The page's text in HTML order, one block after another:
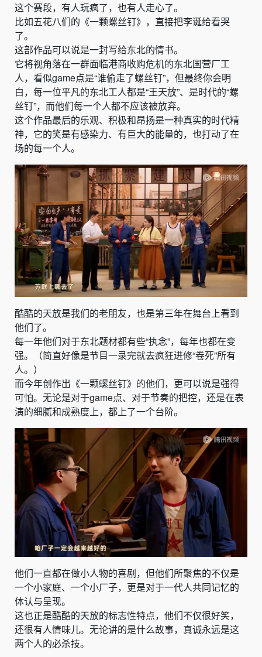
这个赛段，有人玩疯了，也有人走心了。
比如五花八们的《一颗螺丝钉》，直接把李诞给看哭
了。
这部作品可以说是一封写给东北的情书。
它将视角落在一群面临港商收购危机的东北国营厂工
人，看似game点是“谁偷走了螺丝钉”，但最终你会明
白，每一位平凡的东北工人都是“王天放”、是时代的“螺
丝钉”，而他们每一个人都不应该被放弃。
这个作品最后的乐观、积极和昂扬是一种真实的时代精
神，它的笑是有感染力、有巨大的能量的，也打动了在
场的每一个人。
酷酷的天放是我们的老朋友，也是第三年在舞台上看到
他们了。
每一年他们对于东北题材都有些“执念”，每年也都在变
强。（简直好像是节目一录完就去疯狂进修“卷死”所有
人。）
而今年创作出《一颗螺丝钉》的他们，更可以说是强得
可怕。无论是对于game点、对于节奏的把控，还是在表
演的细腻和成熟度上，都上了一个台阶。
他们一直都在做小人物的喜剧，但他们所聚焦的不仅是
一个小家庭、一个小厂子，更是对于一代人共同记忆的
体认与呈现。
这也正是酷酷的天放的标志性特点，他们不仅很好笑，
还很有人情味儿。无论讲的是什么故事，真诚永远是这
两个人的必杀技。